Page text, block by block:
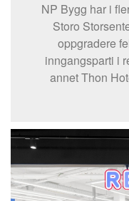
NP Bygg har i
Storo
oppgradere
inngangsparti i
annet Thon